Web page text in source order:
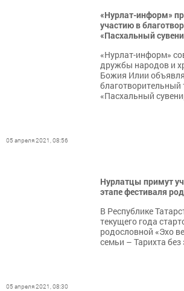
«Нурлат-информ»
участию в
«Пасхальный
«Нурлат-информ»
дружбы народов и
Божия Илии
благотворительный
«Пасхальный
05 апреля 2021, 08:56
Нурлатцы примут
этапе фестиваля
​​​​​​​В Республике
текущего года
родословной «Эхо
семьи – Тарихта без
05 апреля 2021, 08:30